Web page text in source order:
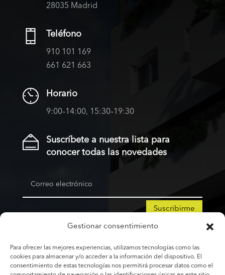
Gestionar consentimiento
Para ofrecer las mejores experiencias, utilizamos tecnologías como las
cookies para almacenar y/o acceder a la información del dispositivo. El
consentimiento de estas tecnologías nos permitirá procesar datos como el
28035 Madrid
Teléfono
910 101 169
661 621 663
Horario
9:00–14:00, 15:30–19:30
Suscríbete a nuestra lista para
conocer todas las novedades
Suscribirme
Copyright © 2026 | KAMPODOMO,
CONSTRUYENDO SUEÑOS